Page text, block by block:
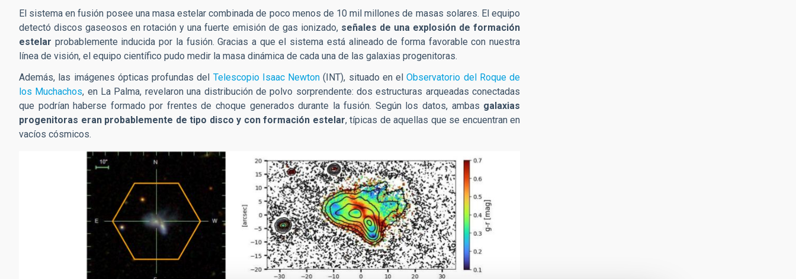
El sistema en fusión posee una masa estelar combinada de poco menos de 10 mil millones de masas solares. El equipo
detectó discos gaseosos en rotación y una fuerte emisión de gas ionizado, señales de una explosión de formación
estelar probablemente inducida por la fusión. Gracias a que el sistema está alineado de forma favorable con nuestra
línea de visión, el equipo científico pudo medir la masa dinámica de cada una de las galaxias progenitoras.
Además, las imágenes ópticas profundas del Telescopio Isaac Newton (INT), situado en elObservatorio del Roque de
los Muchachos, en La Palma, revelaron una distribución de polvo sorprendente: dos estructuras arqueadas conectadas
que podrían haberse formado por frentes de choque generados durante la fusión. Según los datos, ambas galaxias
progenitoras eran probablemente de tipo disco y con formación estelar, típicas de aquellas que se encuentran en
vacíos cósmicos.